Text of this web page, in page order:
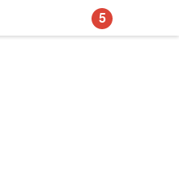
5